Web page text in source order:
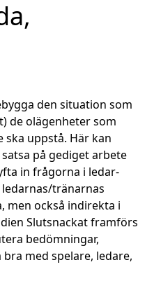
den situation som
de olägenheter som
uppstå. Här kan
på gediget arbete
in frågorna i ledar-
tränarnas
men också indirekta i
Slutsnackat framförs
bedömningar,
med spelare, ledare,